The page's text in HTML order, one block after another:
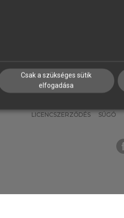
LICENCSZERZŐDÉS SÚGÓ
Csak a szükséges sütik
elfogadása